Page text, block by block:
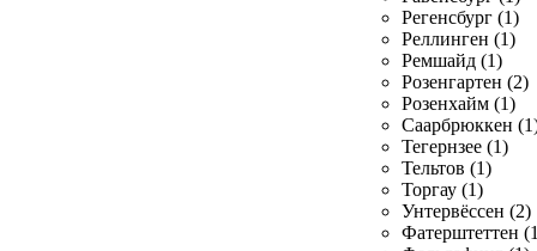
Регенсбург (1)
Реллинген (1)
Ремшайд (1)
Розенгартен (2)
Розенхайм (1)
Саарбрюккен
Тегернзее (1)
Тельтов (1)
Торгау (1)
Унтервёссен (2)
Фатерштеттен